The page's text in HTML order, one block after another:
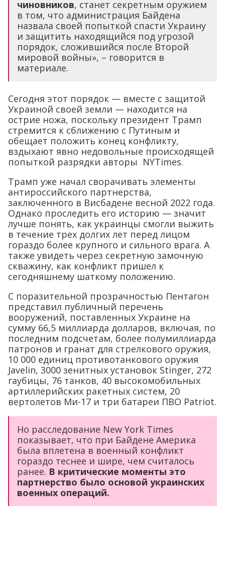
чиновников, станет секретным оружием
в том, что администрация Байдена
назвала своей попыткой спасти Украину
и защитить находящийся под угрозой
порядок, сложившийся после Второй
мировой войны», – говорится в
материале.
Сегодня этот порядок — вместе с защитой
Украиной своей земли — находится на
острие ножа, поскольку президент Трамп
стремится к сближению с Путиным и
обещает положить конец конфликту,
вздыхают явно недовольные происходящей
попыткой разрядки авторы NYTimes.
Трамп уже начал сворачивать элементы
антироссийского партнерства,
заключенного в Висбадене весной 2022 года.
Однако проследить его историю — значит
лучше понять, как украинцы смогли выжить
в течение трех долгих лет перед лицом
гораздо более крупного и сильного врага. А
также увидеть через секретную замочную
скважину, как конфликт пришел к
сегодняшнему шаткому положению.
С поразительной прозрачностью Пентагон
представил публичный перечень
вооружений, поставленных Украине на
сумму 66,5 миллиарда долларов, включая, по
последним подсчетам, более полумиллиарда
патронов и гранат для стрелкового оружия,
10 000 единиц противотанкового оружия
Javelin, 3000 зенитных установок Stinger, 272
гаубицы, 76 танков, 40 высокомобильных
артиллерийских ракетных систем, 20
вертолетов Ми-17 и три батареи ПВО Patriot.
Но расследование New York Times
показывает, что при Байдене Америка
была вплетена в военный конфликт
гораздо теснее и шире, чем считалось
ранее. В критические моменты это
партнерство было основой украинских
военных операций.